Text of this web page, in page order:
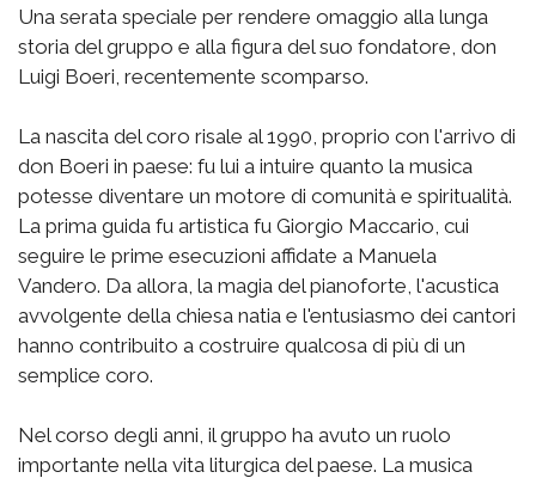
Una serata speciale per rendere omaggio alla lunga
storia del gruppo e alla figura del suo fondatore, don
Luigi Boeri, recentemente scomparso.
La nascita del coro risale al 1990, proprio con l'arrivo di
don Boeri in paese: fu lui a intuire quanto la musica
potesse diventare un motore di comunità e spiritualità.
La prima guida fu artistica fu Giorgio Maccario, cui
seguire le prime esecuzioni affidate a Manuela
Vandero. Da allora, la magia del pianoforte, l'acustica
avvolgente della chiesa natia e l'entusiasmo dei cantori
hanno contribuito a costruire qualcosa di più di un
semplice coro.
Nel corso degli anni, il gruppo ha avuto un ruolo
importante nella vita liturgica del paese. La musica